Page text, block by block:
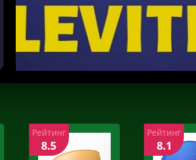
Рейтинг
8.5
Рейтинг
8.1